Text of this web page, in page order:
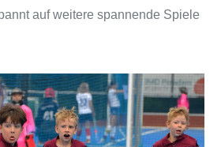
auf weitere spannende Spiele